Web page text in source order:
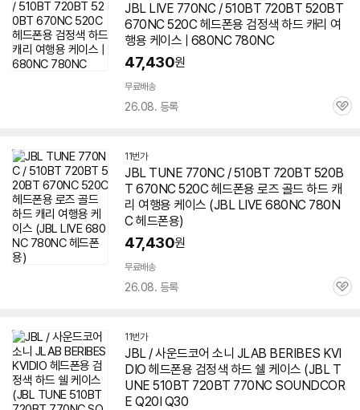
JBL LIVE 770NC /510BT 720BT 520BT
670NC 520C 헤드폰용 검정색 하드 캐리 여
행용 케이스 | 680NC 780NC
47,430원
무료배송
26.08. 등록
관
11번가
JBL TUNE 770NC /510BT 720BT 520B
T 670NC 520C 헤드폰용 로즈 골드 하드 캐
리 여행용 케이스 (JBL LIVE 680NC 780N
C 헤드폰용)
47,430원
무료배송
26.08. 등록
관
11번가
JBL / 사운드코어 소니 JLAB BERIBES KVI
DIO 헤드폰용 검정색 하드 쉘 케이스 (JBL T
UNE 510BT 720BT 770NC SOUNDCOR
E Q20I Q30